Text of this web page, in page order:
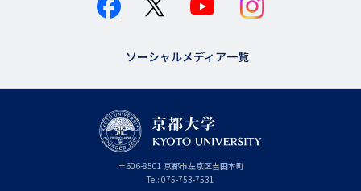
ソーシャルメディア一覧
〒606-8501 京
都
府
京都市左京区吉田本町
Tel: 075-753-7531